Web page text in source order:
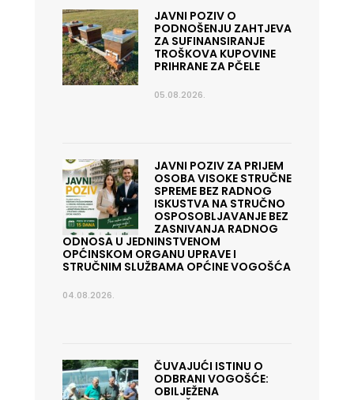
JAVNI POZIV O
PODNOŠENJU ZAHTJEVA
ZA SUFINANSIRANJE
TROŠKOVA KUPOVINE
PRIHRANE ZA PČELE
05.08.2026.
JAVNI POZIV ZA PRIJEM
OSOBA VISOKE STRUČNE
SPREME BEZ RADNOG
ISKUSTVA NA STRUČNO
OSPOSOBLJAVANJE BEZ
ZASNIVANJA RADNOG
ODNOSA U JEDNINSTVENOM
OPĆINSKOM ORGANU UPRAVE I
STRUČNIM SLUŽBAMA OPĆINE VOGOŠĆA
04.08.2026.
ČUVAJUĆI ISTINU O
ODBRANI VOGOŠĆE:
OBILJEŽENA